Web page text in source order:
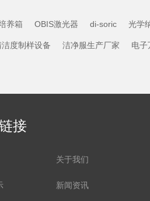
养箱 OBIS激光器 di-soric 光学
洁度制样设备 洁净服生产厂家 电子
接
关于我们
新闻资讯